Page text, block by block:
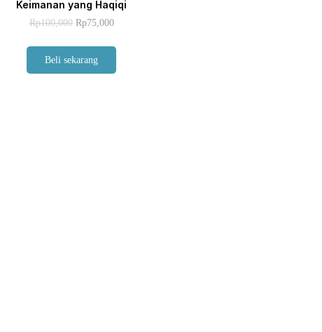
Keimanan yang Haqiqi
Rp100,000 Original
was:
Rp100,000.
Rp75,000Current
is:
Beli sekarang